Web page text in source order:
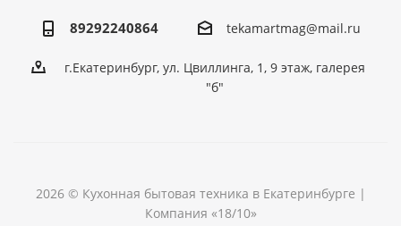
89292240864 tekamartmag@mail.ru
г.Екатеринбург, ул. Цвиллинга, 1, 9 этаж, галерея
"б"
2026 © Кухонная бытовая техника в Екатеринбурге |
Компания «18/10»